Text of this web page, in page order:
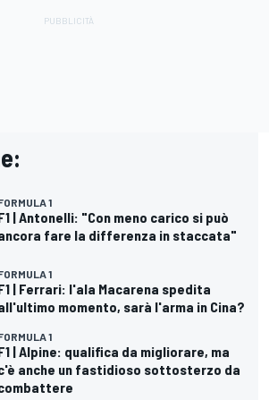
1
| Antonelli: "Con meno carico si può
fare la differenza in staccata"
1
| Ferrari: l'ala Macarena spedita
momento, sarà l'arma in Cina?
1
| Alpine: qualifica da migliorare, ma
anche un fastidioso sottosterzo da